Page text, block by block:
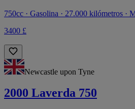
750cc · Gasolina · 27.000 kilómetros ·
3400 £
Newcastle upon Tyne
2000 Laverda 750